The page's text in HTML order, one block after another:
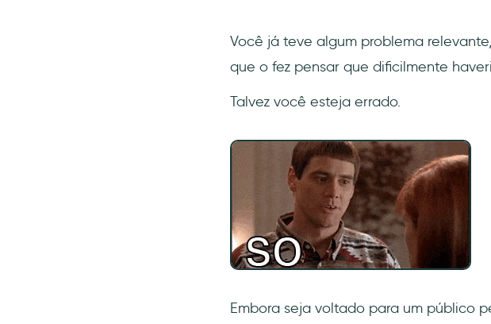
Você já teve algum problema
que o fez pensar que dificilmente
Talvez você esteja errado.
Embora seja voltado para um público